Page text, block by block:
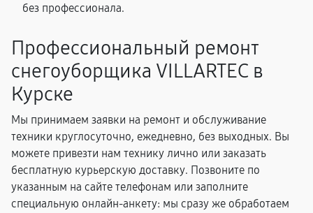
без профессионала.
Профессиональный ремонт
снегоуборщика VILLARTEC в
Курске
Мы принимаем заявки на ремонт и обслуживание
техники круглосуточно, ежедневно, без выходных. Вы
можете привезти нам технику лично или заказать
бесплатную курьерскую доставку. Позвоните по
указанным на сайте телефонам или заполните
специальную онлайн-анкету: мы сразу же обработаем